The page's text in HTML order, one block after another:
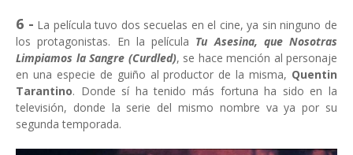
6 - La película tuvo dos secuelas en el cine, ya sin ninguno de
los protagonistas. En la película Tu Asesina, que Nosotras
Limpiamos la Sangre (Curdled), se hace mención al personaje
en una especie de guiño al productor de la misma, Quentin
Tarantino. Donde sí ha tenido más fortuna ha sido en la
televisión, donde la serie del mismo nombre va ya por su
segunda temporada.